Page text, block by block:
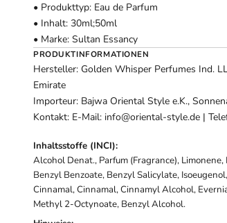
• Produkttyp: Eau de Parfum
• Inhalt: 30ml;50ml
• Marke: Sultan Essancy
PRODUKTINFORMATIONEN
Hersteller: Golden Whisper Perfumes Ind.
Emirate
Importeur: Bajwa Oriental Style e.K.,
Kontakt: E-Mail: info@oriental-style.de |
Inhaltsstoffe (INCI):
Alcohol Denat., Parfum (Fragrance),
Benzyl Benzoate, Benzyl Salicylate,
Cinnamal, Cinnamal, Cinnamyl Alcohol,
Methyl 2-Octynoate, Benzyl Alcohol.